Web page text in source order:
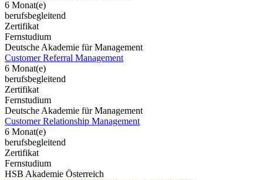
6 Monat(e)
berufsbegleitend
Zertifikat
Fernstudium
Deutsche Akademie für Management
Customer Referral Management
6 Monat(e)
berufsbegleitend
Zertifikat
Fernstudium
Deutsche Akademie für Management
Customer Relationship Management
6 Monat(e)
berufsbegleitend
Zertifikat
Fernstudium
HSB Akademie Österreich